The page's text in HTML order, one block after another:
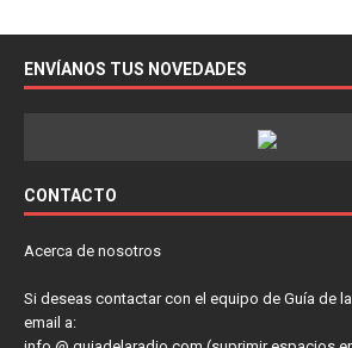
ENVÍANOS TUS NOVEDADES
CONTACTO
Acerca de nosotros
Si deseas contactar con el equipo de Guía de
email a: